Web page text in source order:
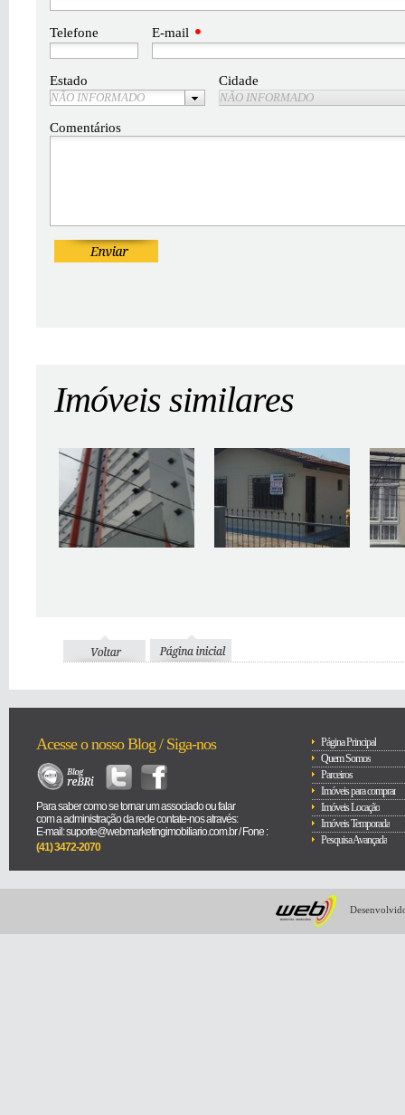
Telefone E-mail
Estado
NÃO INFORMADO
Cidade
NÃO INFORMADO
Comentários
Imóveis similares
Acesse o nosso Blog / Siga-nos
Para saber como se tornar um associado ou falar
com a administração da rede contate-nos através:
E-mail: suporte@webmarketingimobiliario.com.br / Fone :
(41) 3472-2070
Página Principal
Quem Somos
Parceiros
Imóveis para comprar
Imóveis Locação
Imóveis Temporada
Pesquisa Avançada